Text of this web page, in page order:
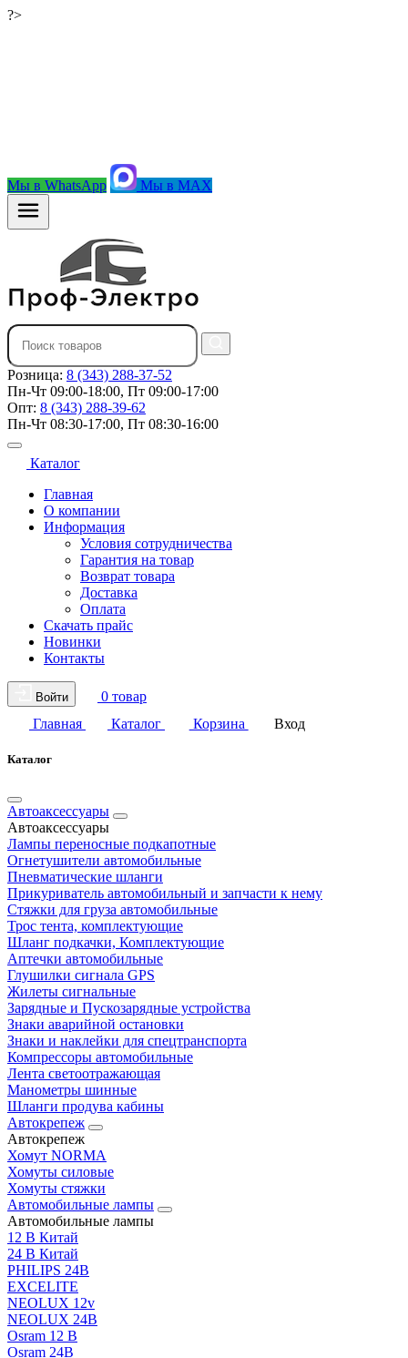
?>
Мы в WhatsApp Мы в MAX
Розница: 8 (343) 288-37-52
Пн-Чт 09:00-18:00, Пт 09:00-17:00
Опт: 8 (343) 288-39-62
Пн-Чт 08:30-17:00, Пт 08:30-16:00
Каталог
Главная
О компании
Информация
Условия сотрудничества
Гарантия на товар
Возврат товара
Доставка
Оплата
Скачать прайс
Новинки
Контакты
Войти
0 товар
Главная
Каталог Корзина Вход
Каталог
Автоаксессуары
Автоаксессуары
Лампы переносные подкапотные
Огнетушители автомобильные
Пневматические шланги
Прикуриватель автомобильный и запчасти к нему
Стяжки для груза автомобильные
Трос тента, комплектующие
Шланг подкачки, Комплектующие
Аптечки автомобильные
Глушилки сигнала GPS
Жилеты сигнальные
Зарядные и Пускозарядные устройства
Знаки аварийной остановки
Знаки и наклейки для спецтранспорта
Компрессоры автомобильные
Лента светоотражающая
Манометры шинные
Шланги продува кабины
Автокрепеж
Автокрепеж
Хомут NORMA
Хомуты силовые
Хомуты стяжки
Автомобильные лампы
Автомобильные лампы
12 В Китай
24 В Китай
PHILIPS 24В
EXCELITE
NEOLUX 12v
NEOLUX 24В
Osram 12 В
Osram 24В